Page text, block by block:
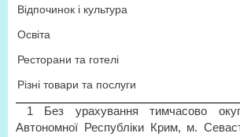
Відпочинок і культура
Освіта
Ресторани та готелі
Різні товари та послуги
1 Без урахування тимчасово
Автономної Республіки Крим, м.